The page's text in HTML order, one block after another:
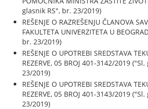
glasnik RS", br. 23/2019)
REŠENJE O RAZREŠENJU ČLANOVA
FAKULTETA UNIVERZITETA U
br. 23/2019)
REŠENJE O UPOTREBI SREDSTAVA
REZERVE, 05 BROJ 401-3142/2019
23/2019)
REŠENJE O UPOTREBI SREDSTAVA
REZERVE, 05 BROJ 401-3143/2019
23/2019)